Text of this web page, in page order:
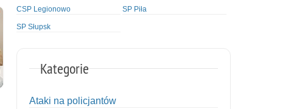
CSP Legionowo SP Piła
SP Słupsk
Kategorie
Ataki na policjantów